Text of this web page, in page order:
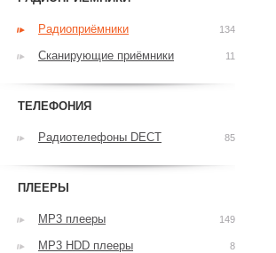
Радиоприёмники 134
Сканирующие приёмники 11
ТЕЛЕФОНИЯ
Радиотелефоны DECT 85
ПЛЕЕРЫ
MP3 плееры 149
MP3 HDD плееры 8